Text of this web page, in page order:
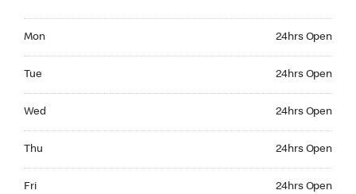
Mon 24hrs Open
Tue 24hrs Open
Wed 24hrs Open
Thu 24hrs Open
Fri 24hrs Open